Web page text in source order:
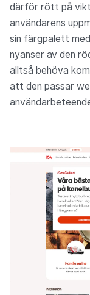
därför rött på
användarens
sin färgpalett
nyanser av den
alltså behöva
att den passar